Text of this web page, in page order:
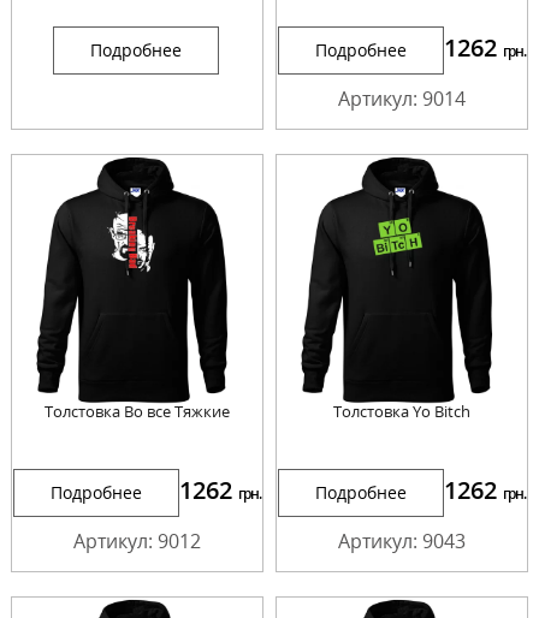
Подробнее Подробнее 1262 грн.
Артикул: 9014
Толстовка Во все Тяжкие
Подробнее 1262 грн.
Артикул: 9012
Толстовка Yo Bitch
Подробнее 1262 грн.
Артикул: 9043